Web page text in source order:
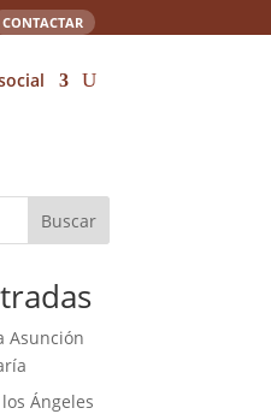
CONTACTAR
Buscar
Asunción
Ángeles